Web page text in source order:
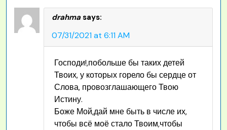
drahma says:
07/31/2021 at 6:11 AM
Господи!,побольше бы таких детей
Твоих, у которых горело бы сердце от
Слова, провозглашающего Твою
Истину.
Боже Мой,дай мне быть в числе их,
чтобы всё моё стало Твоим,чтобы